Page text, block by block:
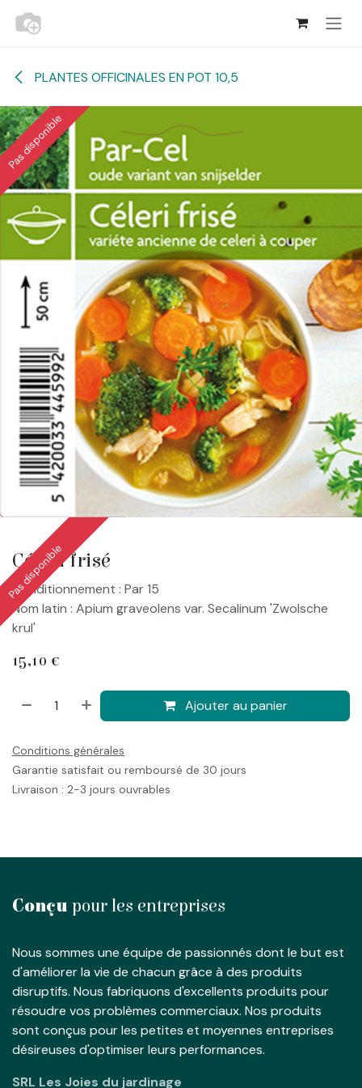
Se rendre au contenu
PLANTES OFFICINALES EN POT 10,5
Pas disponible
Céleri frisé
Pas disponible
Conditionnement : Par 15
Nom latin : Apium graveolens var. Secalinum 'Zwolsche
krul'
15,10 €
Ajouter au panier
Conditions générales
Garantie satisfait ou remboursé de 30 jours
Livraison : 2-3 jours ouvrables
Conçu pour les entreprises
Nous sommes une équipe de passionnés dont le but est
d'améliorer la vie de chacun grâce à des produits
disruptifs. Nous fabriquons d'excellents produits pour
résoudre vos problèmes commerciaux. Nos produits
sont conçus pour les petites et moyennes entreprises
désireuses d'optimiser leurs performances.
SRL Les Joies du jardinage